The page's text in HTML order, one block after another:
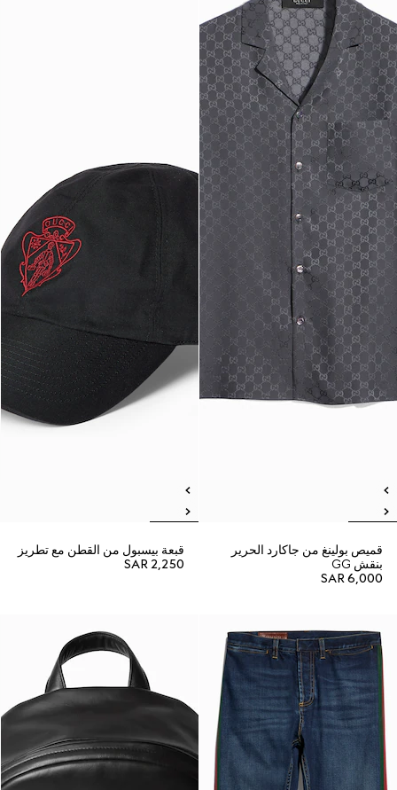
قميص بولينغ من جاكارد الحرير
بنقش GG
SAR 6,000
قبعة بيسبول من القطن مع تطريز
SAR 2,250